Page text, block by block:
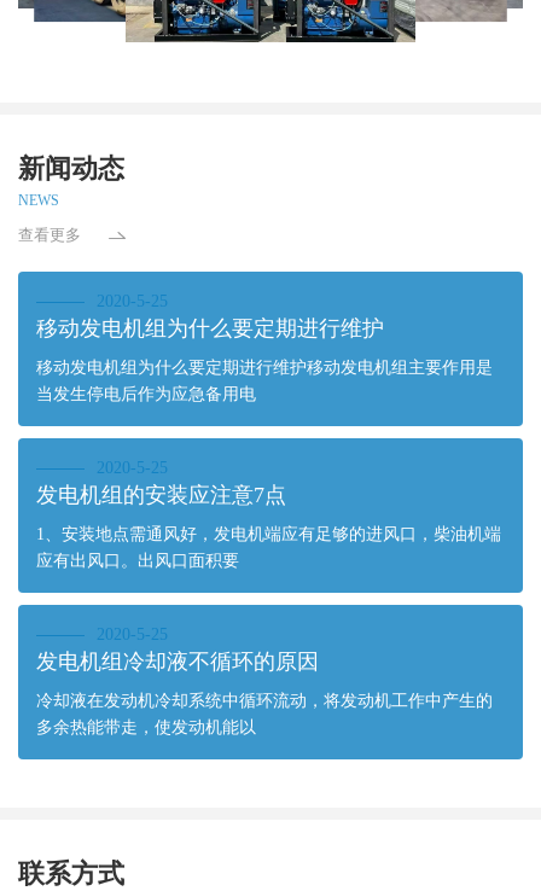
新闻动态
NEWS
查看更多
2020-5-25
移动发电机组为什么要定期进行维护
移动发电机组为什么要定期进行维护移动发电机组主要作用是
当发生停电后作为应急备用电
2020-5-25
发电机组的安装应注意7点
1、安装地点需通风好，发电机端应有足够的进风口，柴油机端
应有出风口。出风口面积要
2020-5-25
发电机组冷却液不循环的原因
冷却液在发动机冷却系统中循环流动，将发动机工作中产生的
多余热能带走，使发动机能以
联系方式